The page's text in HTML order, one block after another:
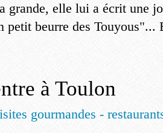
grande, elle lui a écrit une
petit beurre des Touyous"...
à Toulon
gourmandes -